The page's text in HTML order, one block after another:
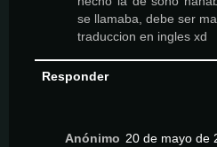
se llamaba, debe ser
traduccion en ingles xd
Responder
Anónimo 20 de mayo de